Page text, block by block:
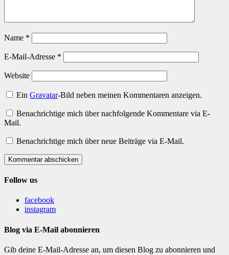
Name *
E-Mail-Adresse *
Website
EinGravatar-Bild neben meinen Kommentaren anzeigen.
Benachrichtige mich über nachfolgende Kommentare via E-
Mail.
Benachrichtige mich über neue Beiträge via E-Mail.
Kommentar abschicken
Follow us
facebook
instagram
Blog via E-Mail abonnieren
Gib deine E-Mail-Adresse an, um diesen Blog zu abonnieren und